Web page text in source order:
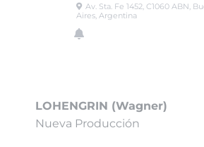
Av. Sta. Fe 1452, C1060 ABN,
Aires, Argentina
LOHENGRIN (Wagner)
Nueva Producción